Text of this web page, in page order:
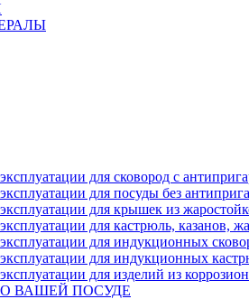
для сковород с
для посуды без
для крышек из
для кастрюль, казанов,
для индукционных
для индукционных
для изделий из
ВАШЕЙ ПОСУДЕ